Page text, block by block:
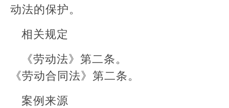
动法的保护。
相关规定
《劳动法》第二条。
《劳动合同法》第二条。
案例来源